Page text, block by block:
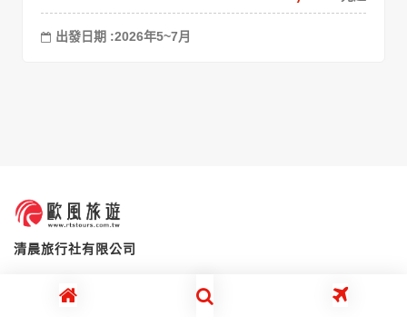
出發日期 :2026年5~7月
清晨旅行社有限公司
代表人：吳亮德